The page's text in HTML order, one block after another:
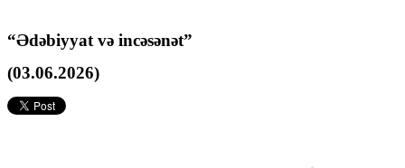
“Ədəbiyyat və incəsənət”
(03.06.2026)